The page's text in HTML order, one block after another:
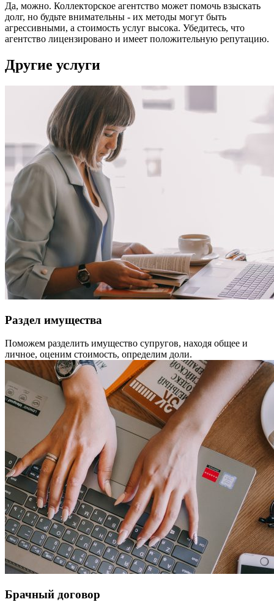
Да, можно. Коллекторское агентство может помочь взыскать
долг, но будьте внимательны - их методы могут быть
агрессивными, а стоимость услуг высока. Убедитесь, что
агентство лицензировано и имеет положительную репутацию.
Другие услуги
Раздел имущества
Поможем разделить имущество супругов, находя общее и
личное, оценим стоимость, определим доли.
Брачный договор